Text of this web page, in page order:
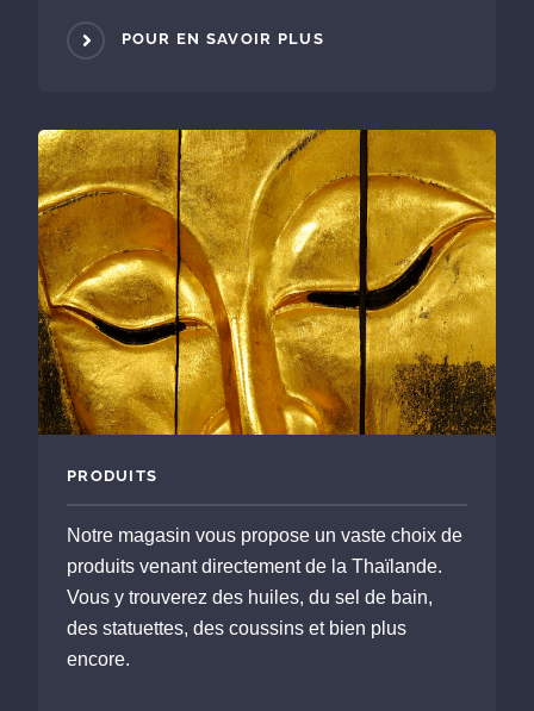
POUR EN SAVOIR PLUS
PRODUITS
Notre magasin vous propose un vaste choix de
produits venant directement de la Thaïlande.
Vous y trouverez des huiles, du sel de bain,
des statuettes, des coussins et bien plus
encore.